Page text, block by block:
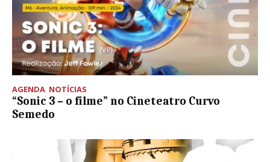
AGENDA, NOTÍCIAS
“Sonic 3 – o filme” no Cineteatro Curvo
Semedo